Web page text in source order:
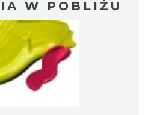
W POBLIŻU